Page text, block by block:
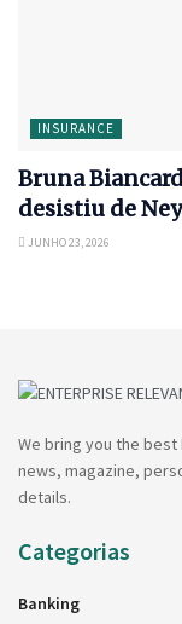
INSURANCE
Bruna
desistiu de
JUNHO 23, 2026
We bring you the
news, magazine,
details.
Categorias
Banking